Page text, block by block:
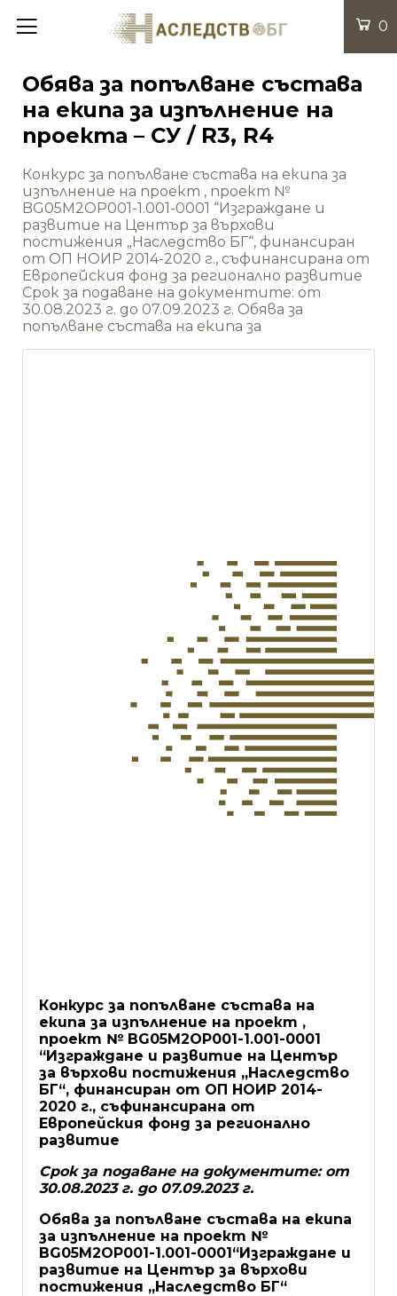
Обява за попълване състава
на екипа за изпълнение на
проекта – СУ / R3, R4
Конкурс за попълване състава на екипа за
изпълнение на проект , проект №
BG05M2OP001-1.001-0001 “Изграждане и
развитие на Център за върхови
постижения „Наследство БГ“, финансиран
от ОП НОИР 2014-2020 г., съфинансирана от
Европейския фонд за регионално развитие
Срок за подаване на документите: от
30.08.2023 г. до 07.09.2023 г. Обява за
попълване състава на екипа за
Конкурс за попълване състава на
екипа за изпълнение на проект ,
проект № BG05M2OP001-1.001-0001
“Изграждане и развитие на Център
за върхови постижения „Наследство
БГ“, финансиран от ОП НОИР 2014-
2020 г., съфинансирана от
Европейския фонд за регионално
развитие
Срок за подаване на документите: от
30.08.2023 г. до 07.09.2023 г.
Обява за попълване състава на екипа
за изпълнение на проект №
BG05M2OP001-1.001-0001“Изграждане и
развитие на Център за върхови
постижения „Наследство БГ“
0